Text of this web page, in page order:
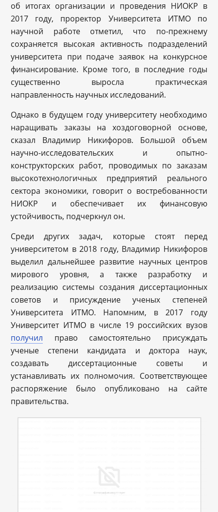
об итогах организации и проведения НИОКР в
2017 году, проректор Университета ИТМО по
научной работе отметил, что по-прежнему
сохраняется высокая активность подразделений
университета при подаче заявок на конкурсное
финансирование. Кроме того, в последние годы
существенно выросла практическая
направленность научных исследований.
Однако в будущем году университету необходимо
наращивать заказы на хоздоговорной основе,
сказал Владимир Никифоров. Большой объем
научно-исследовательских и опытно-
конструкторских работ, проводимых по заказам
высокотехнологичных предприятий реального
сектора экономики, говорит о востребованности
НИОКР и обеспечивает их финансовую
устойчивость, подчеркнул он.
Среди других задач, которые стоят перед
университетом в 2018 году, Владимир Никифоров
выделил дальнейшее развитие научных центров
мирового уровня, а также разработку и
реализацию системы создания диссертационных
советов и присуждение ученых степеней
Университета ИТМО. Напомним, в 2017 году
Университет ИТМО в числе 19 российских вузов
получил право самостоятельно присуждать
ученые степени кандидата и доктора наук,
создавать диссертационные советы и
устанавливать их полномочия. Соответствующее
распоряжение было опубликовано на сайте
правительства.